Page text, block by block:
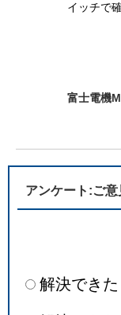
イッチで
富士電機
アンケート:ご
解決できた